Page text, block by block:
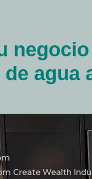
agua
Create Wealth